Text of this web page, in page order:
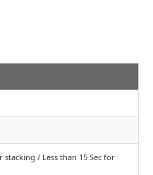
stacking / Less than 15 Sec for